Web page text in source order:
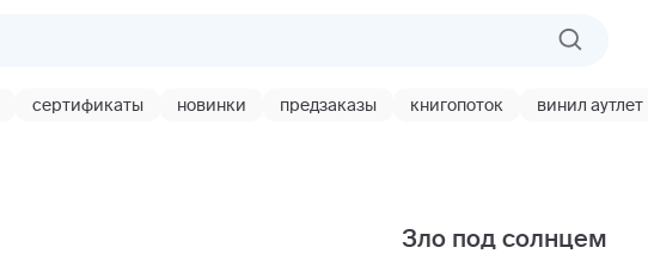
сертификаты новинки предзаказы книгопоток винил аутлет
Зло под солнцем